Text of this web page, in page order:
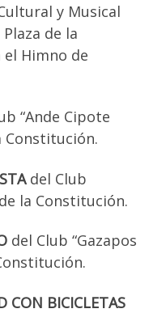
y Musical
de la
el Himno de
“Ande Cipote
Constitución.
del Club
la Constitución.
del Club “Gazapos
CON BICICLETAS